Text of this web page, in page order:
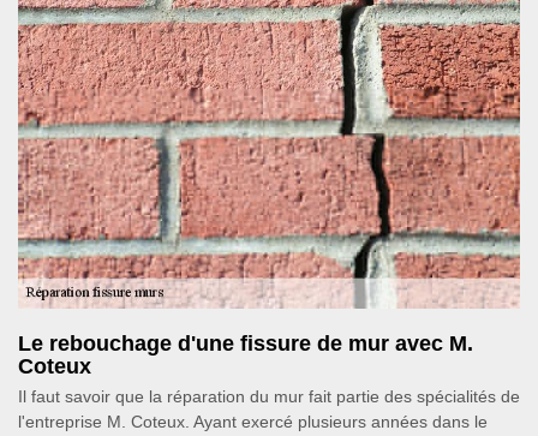
Le rebouchage d'une fissure de mur avec M.
Coteux
Il faut savoir que la réparation du mur fait partie des spécialités de
l'entreprise M. Coteux. Ayant exercé plusieurs années dans le